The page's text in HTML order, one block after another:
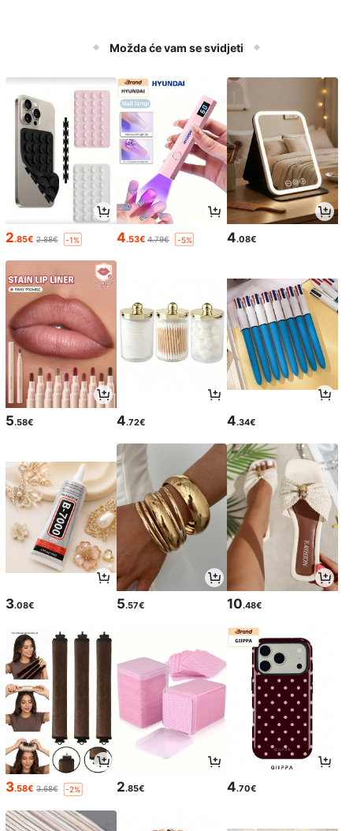
Možda će vam se svidjeti
2.85€ 2.88€ -1% 4.53€ 4.79€ -5% 4.08€
5.58€ 4.72€ 4.34€
3.08€ 5.57€ 10.48€
3.58€ 3.68€ -2% 2.85€ 4.70€